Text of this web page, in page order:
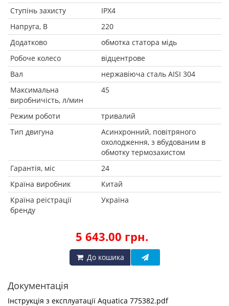
Ступінь захисту
IPX4
Напруга, В
220
Додатково
обмотка статора мідь
Робоче колесо
відцентрове
Вал
нержавіюча сталь AISI 304
Максимальна
виробничість, л/мин
45
Режим роботи
тривалий
Тип двигуна
Асинхронний, повітряного
охолодження, з вбудованим в
обмотку термозахистом
Гарантія, міс
24
Країна виробник
Китай
Країна реїстрації
бренду
Україна
5 643.00 грн.
До кошика
Документація
Інструкція з експлуатації Aquatica 775382.pdf